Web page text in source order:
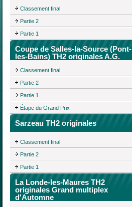
Classement final
Partie 2
Partie 1
Coupe de Salles-la-Source (Pont-
les-Bains) TH2 originales A.G.
Classement final
Partie 2
Partie 1
Étape du Grand Prix
Sarzeau TH2 originales
Classement final
Partie 2
Partie 1
La Londe-les-Maures TH2
originales Grand multiplex
d'Automne